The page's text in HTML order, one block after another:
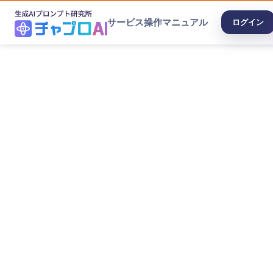
サービス操作マニュアル ログイン